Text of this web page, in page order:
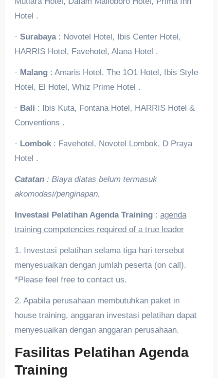
Hotel .
· Surabaya: Novotel Hotel, Ibis Center Hotel,
HARRIS Hotel, Favehotel, Alana Hotel .
· Malang: Amaris Hotel, The 1O1 Hotel, Ibis Style
Hotel, El Hotel, Whiz Prime Hotel .
· Bali : Ibis Kuta, Fontana Hotel, HARRIS Hotel &
Conventions .
· Lombok: Favehotel, Novotel Lombok, D Praya
Hotel .
Catatan : Biaya diatas belum termasuk
akomodasi/penginapan.
Investasi Pelatihan Agenda Training : agenda
training competencies required of a true leader
1. Investasi pelatihan selama tiga hari tersebut
menyesuaikan dengan jumlah peserta (on call).
*Please feel free to contact us.
2. Apabila perusahaan membutuhkan paket in
house training, anggaran investasi pelatihan dapat
menyesuaikan dengan anggaran perusahaan.
Fasilitas Pelatihan Agenda
Training